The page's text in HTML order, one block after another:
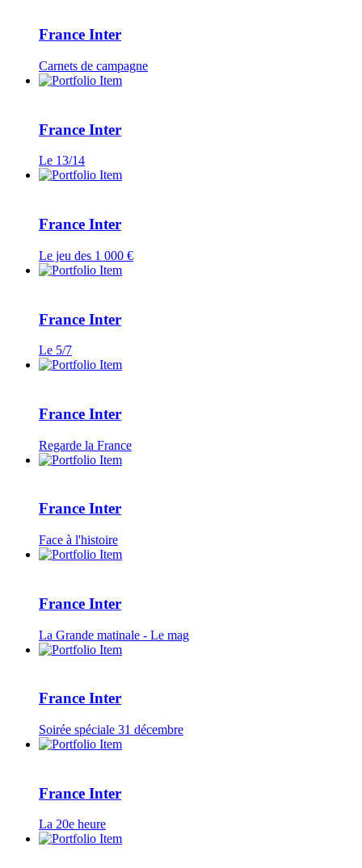
France Inter
Carnets de campagne
France Inter
Le 13/14
France Inter
Le jeu des 1 000 €
France Inter
Le 5/7
France Inter
Regarde la France
France Inter
Face à l'histoire
France Inter
La Grande matinale - Le mag
France Inter
Soirée spéciale 31 décembre
France Inter
La 20e heure